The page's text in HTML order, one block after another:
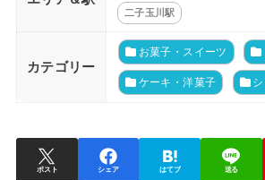
二子玉川駅
カテゴリー
お菓子・スイーツ
ケーキ・洋菓子
ポスト シェア はてブ 送る